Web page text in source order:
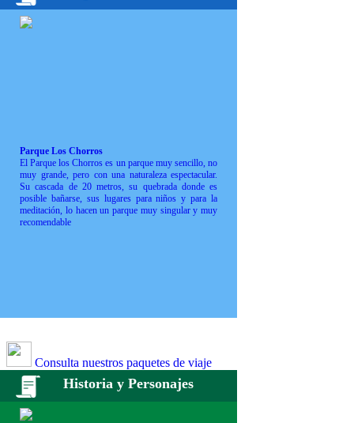
Parque Los Chorros
El Parque los Chorros es un parque muy sencillo, no
muy grande, pero con una naturaleza espectacular.
Su cascada de 20 metros, su quebrada donde es
posible bañarse, sus lugares para niños y para la
meditación, lo hacen un parque muy singular y muy
recomendable
Consulta nuestros paquetes de viaje
Historia y Personajes